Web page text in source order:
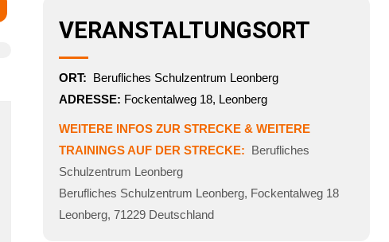
VERANSTALTUNGSORT
ORT: Berufliches Schulzentrum Leonberg
ADRESSE: Fockentalweg 18, Leonberg
WEITERE INFOS ZUR STRECKE & WEITERE
TRAININGS AUF DER STRECKE: Berufliches
Schulzentrum Leonberg
Berufliches Schulzentrum Leonberg, Fockentalweg 18
Leonberg, 71229 Deutschland